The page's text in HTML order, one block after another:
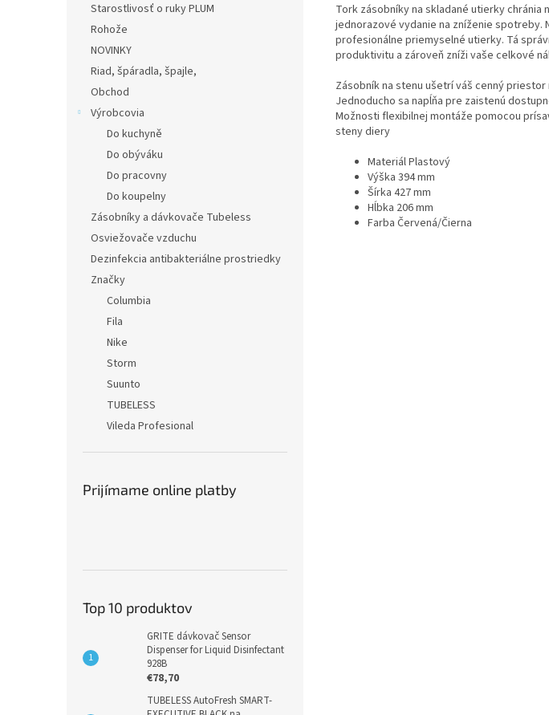
Starostlivosť o ruky PLUM
Rohože
NOVINKY
Riad, špáradla, špajle,
Obchod
Výrobcovia
Do kuchyně
Do obýváku
Do pracovny
Do koupelny
Zásobníky a dávkovače Tubeless
Osviežovače vzduchu
Dezinfekcia antibakteriálne prostriedky
Značky
Columbia
Fila
Nike
Storm
Suunto
TUBELESS
Vileda Profesional
Prijímame online platby
Top 10 produktov
GRITE dávkovač Sensor
Dispenser for Liquid Disinfectant
928B
€78,70
TUBELESS AutoFresh SMART-
Tork zásobníky na skladané utierky chránia
jednorazové vydanie na zníženie spotreby.
profesionálne priemyselné utierky. Tá
produktivitu a zároveň zníži vaše celkové
Zásobník na stenu ušetrí váš cenný priestor
Jednoducho sa napĺňa pre zaistenú
Možnosti flexibilnej montáže pomocou
steny diery
Materiál Plastový
Výška 394 mm
Šírka 427 mm
Hĺbka 206 mm
Farba Červená/Čierna